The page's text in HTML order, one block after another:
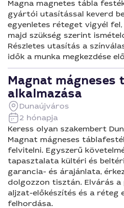
Magna magnetes tábla
gyártói utasítással keverd
egyenletes réteget vigyél
majd szükség szerint
Részletes utasítás a
idők a munka megkezdése
Magnat mágneses
alkalmazása
Dunaújváros
2 hónapja
Keress olyan szakembert
Magnat mágneses
felvitelni. Egyszerű
tapasztalata kültéri és
garancia- és árajánlata,
dolgozzon tisztán. Elvárás a
aljzat-előkészítés és a réteg
felhordása.